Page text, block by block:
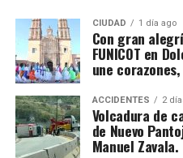
CIUDAD 1 día ago
Con gran
FUNICOT en
une
ACCIDENTES 2
Volcadura de
de Nuevo
Manuel Zavala.